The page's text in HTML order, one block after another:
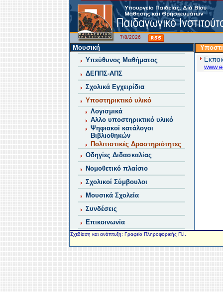
7/8/2026
Μουσική
Υπεύθυνος Μαθήματος
ΔΕΠΠΣ-ΑΠΣ
Σχολικά Εγχειρίδια
Υποστηρικτικό υλικό
Λογισμικά
Αλλο υποστηρικτικό υλικό
Ψηφιακοί κατάλογοι
Βιβλιοθηκών
Πολιτιστικές Δραστηριότητες
Οδηγίες Διδασκαλίας
Νομοθετικό πλαίσιο
Σχολικοί Σύμβουλοι
Μουσικά Σχολεία
Συνδέσεις
Επικοινωνία
Σχεδίαση και ανάπτυξη: Γραφείο Πληροφορικής Π.Ι.